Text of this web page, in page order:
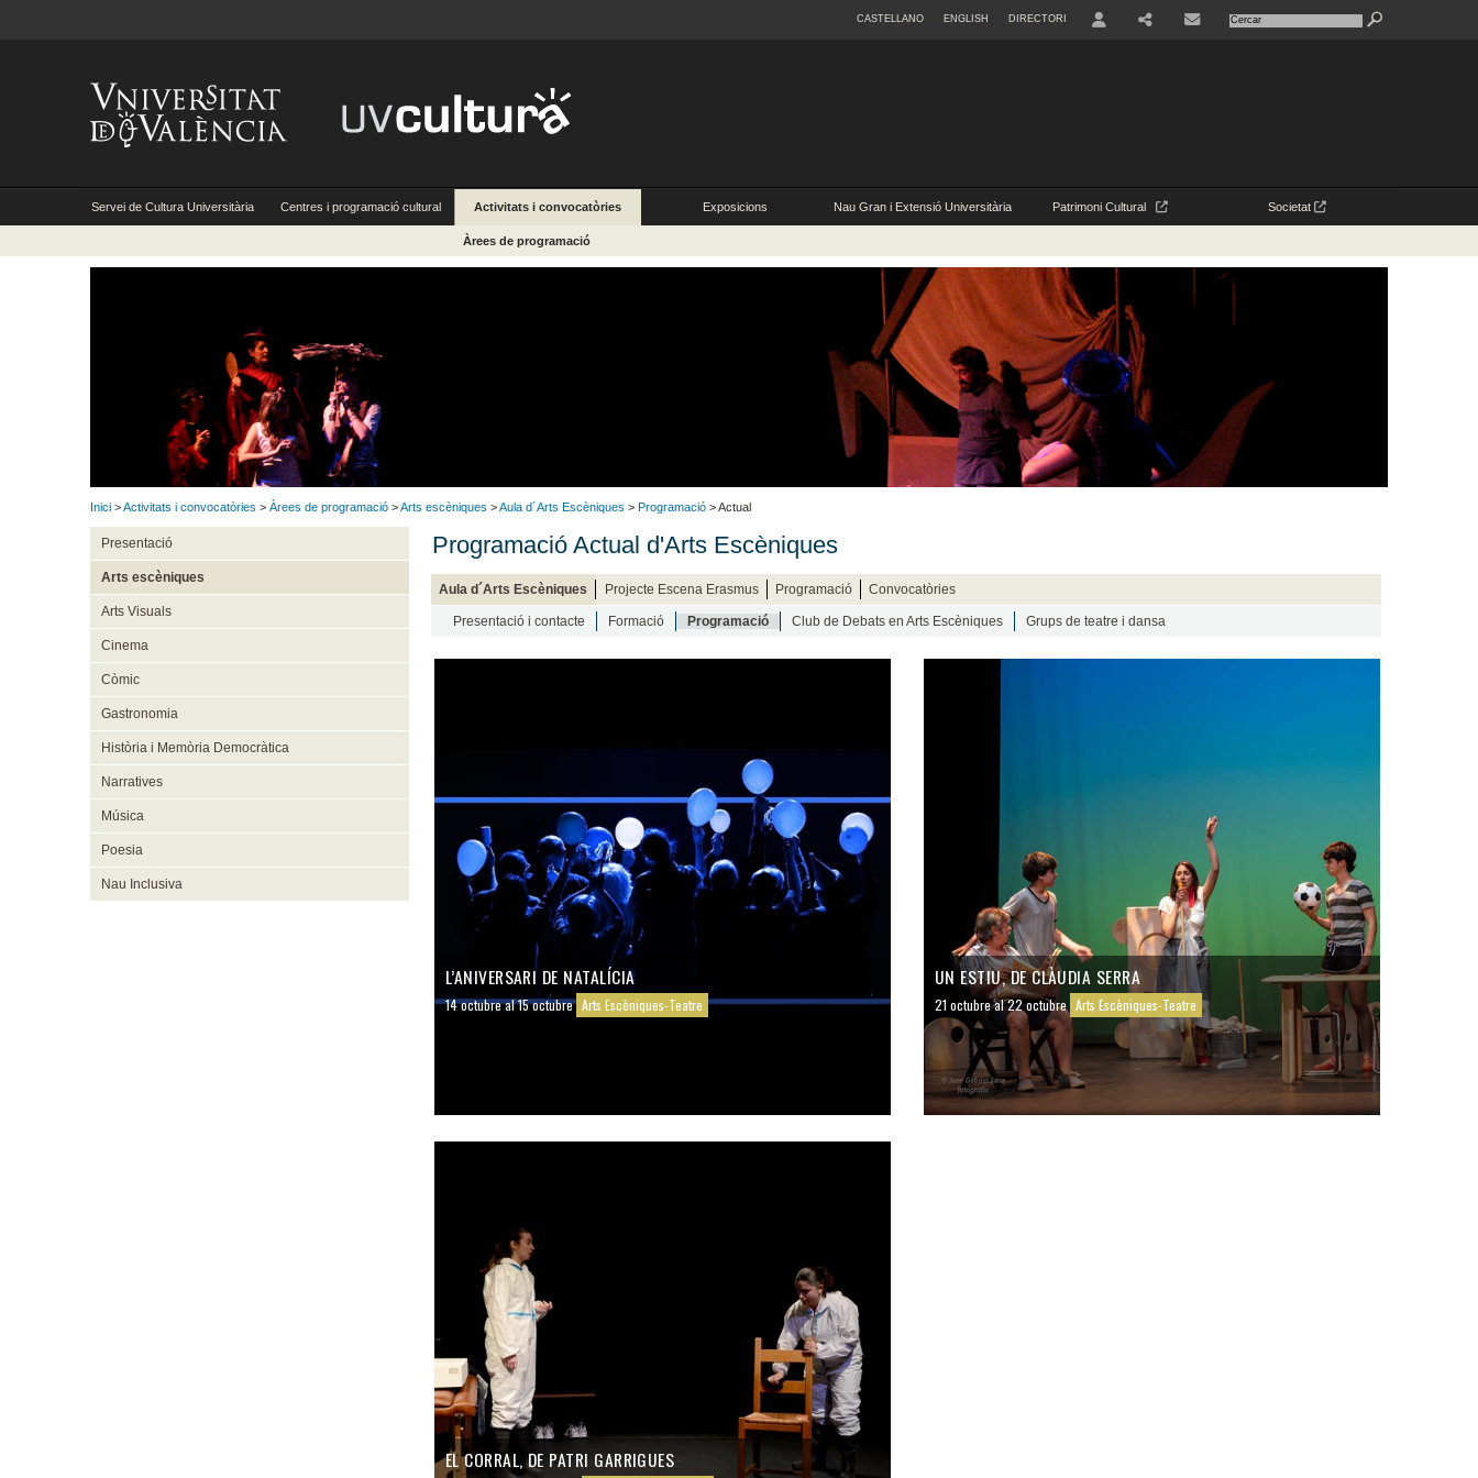
CASTELLANO ENGLISH DIRECTORI
Servei de Cultura Universitària Centres i programació cultural Activitats i convocatòries Exposicions Nau Gran i Extensió Universitària Patrimoni Cultural Societat
Àrees de programació
Inici >Activitats i convocatòries > Àrees de programació >Arts escèniques >Aula d´Arts Escèniques > Programació > Actual
Presentació
Arts escèniques
Arts Visuals
Cinema
Còmic
Gastronomia
Història i Memòria Democràtica
Narratives
Música
Poesia
Nau Inclusiva
Programació Actual d'Arts Escèniques
Aula d´Arts Escèniques Projecte Escena Erasmus Programació Convocatòries
Presentació i contacte Formació Programació Club de Debats en Arts Escèniques Grups de teatre i dansa
L’ANIVERSARI DE NATALÍCIA
14 octubre al 15 octubre Arts Escèniques-Teatre
UN ESTIU, DE CLÀUDIA SERRA
21 octubre al 22 octubre Arts Escèniques-Teatre
EL CORRAL, DE PATRI GARRIGUES